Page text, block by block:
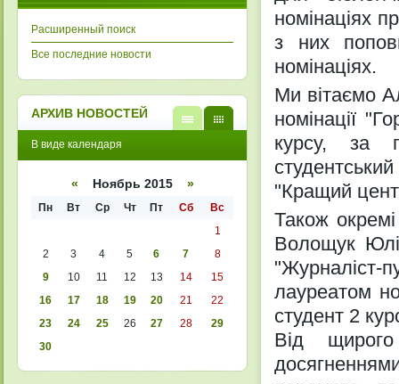
номінаціях
з них
номінаціях.
Ми вітаємо
номінації
курсу, за
"Кращий
Також
Волощук
"Журналіст-
лауреатом
студент 2
Від
Расширенный поиск
Все последние новости
АРХИВ НОВОСТЕЙ
кален
списк
В виде календаря
« Ноябрь 2015 »
Пн Вт Ср Чт Пт Сб
Вс
1
2
3 4 5 6 7
8
9
10 11 12 13 14
15
16
17 18 19 20 21
22
23
24 25 26 27 28
29
30